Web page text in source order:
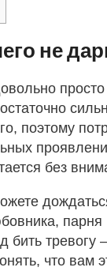
не
поэтому
без
парня
бить
что вам